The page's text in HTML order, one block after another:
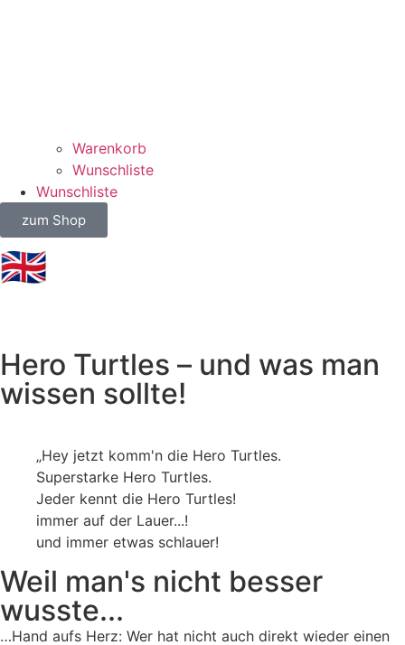
Warenkorb
Wunschliste
Wunschliste
zum Shop
🇬🇧
Hero Turtles – und was man
wissen sollte!
„Hey jetzt komm'n die Hero Turtles.
Superstarke Hero Turtles.
Jeder kennt die Hero Turtles!
immer auf der Lauer...!
und immer etwas schlauer!
Weil man's nicht besser
wusste...
…Hand aufs Herz: Wer hat nicht auch direkt wieder einen